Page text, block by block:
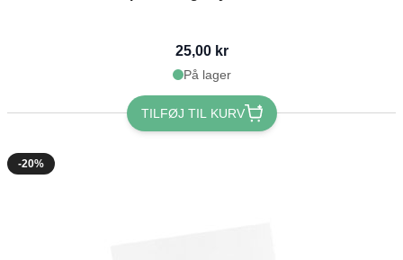
25,00 kr
På lager
TILFØJ TIL KURV
-20%